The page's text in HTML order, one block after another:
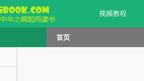
视频教程
首页